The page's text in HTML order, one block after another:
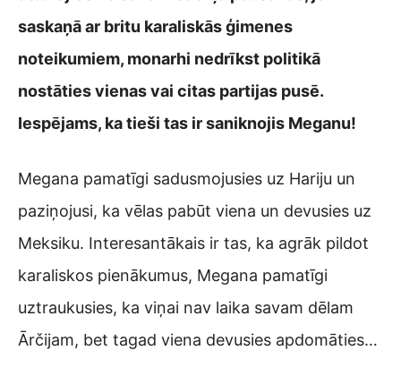
saskaņā ar britu karaliskās ģimenes
noteikumiem, monarhi nedrīkst politikā
nostāties vienas vai citas partijas pusē.
Iespējams, ka tieši tas ir saniknojis Meganu!
Megana pamatīgi sadusmojusies uz Hariju un
paziņojusi, ka vēlas pabūt viena un devusies uz
Meksiku. Interesantākais ir tas, ka agrāk pildot
karaliskos pienākumus, Megana pamatīgi
uztraukusies, ka viņai nav laika savam dēlam
Ārčijam, bet tagad viena devusies apdomāties…